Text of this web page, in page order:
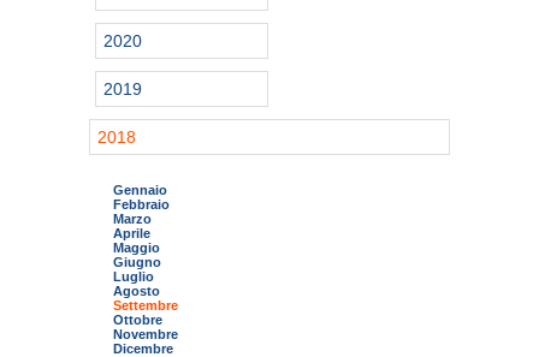
2020
2019
2018
Gennaio
Febbraio
Marzo
Aprile
Maggio
Giugno
Luglio
Agosto
Settembre
Ottobre
Novembre
Dicembre